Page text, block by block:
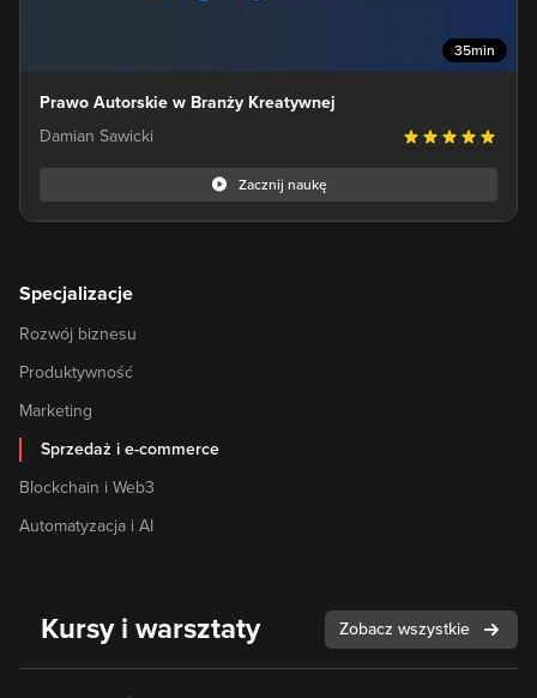
35min
Prawo Autorskie w Branży Kreatywnej
Damian Sawicki
Zacznij naukę
Specjalizacje
Rozwój biznesu
Produktywność
Marketing
Sprzedaż i e-commerce
Blockchain i Web3
Automatyzacja i AI
Kursy i warsztaty Zobacz wszystkie